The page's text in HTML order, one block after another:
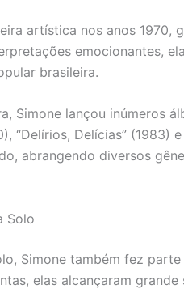
artística nos anos 1970,
emocionantes,
brasileira.
Simone lançou inúmeros
“Delírios, Delícias” (1983)
abrangendo diversos
Solo
Simone também fez
elas alcançaram